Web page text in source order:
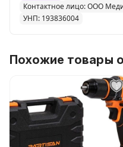
Контактное лицо: ООО
УНП: 193836004
Похожие товары